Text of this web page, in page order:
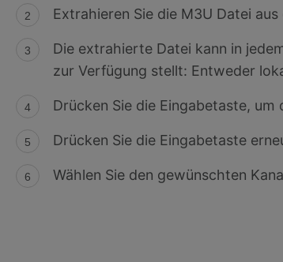
Extrahieren Sie die M3U Datei
Die extrahierte Datei kann in
zur Verfügung stellt: Entweder
Drücken Sie die Eingabetaste, um
Drücken Sie die Eingabetaste
Wählen Sie den gewünschten